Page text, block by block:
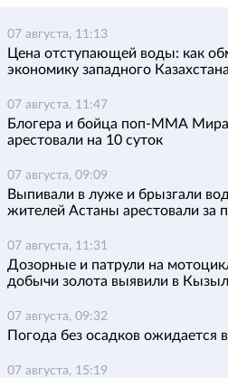
07 августа, 11:13
Цена отступающей воды: как
экономику западного Казахстана
07 августа, 11:47
Блогера и бойца поп-ММА
арестовали на 10 суток
07 августа, 09:09
Выпивали в луже и брызгали
жителей Астаны арестовали за
07 августа, 11:31
Дозорные и патрули на
добычи золота выявили в
07 августа, 09:32
Погода без осадков ожидается
07 августа, 15:19